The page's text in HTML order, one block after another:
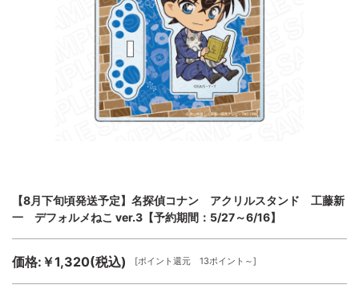
【8月下旬頃発送予定】名探偵コナン アクリルスタンド 工藤新
一 デフォルメねこ ver.3【予約期間：5/27～6/16】
価格:￥1,320(税込) [ポイント還元 13ポイント～]